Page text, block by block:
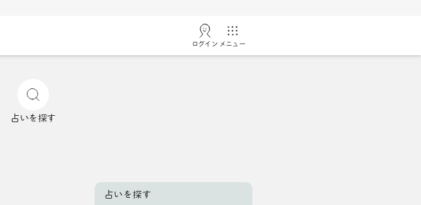
ログイン メニュー
占いを探す
占いを探す